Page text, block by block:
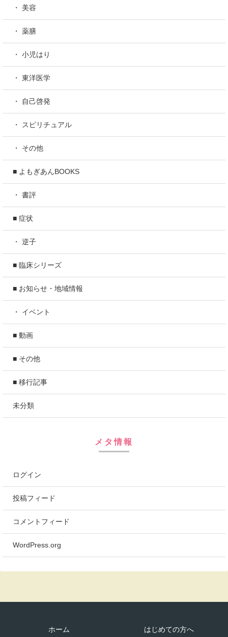
・ 美容
・ 薬膳
・ 小児はり
・ 東洋医学
・ 自己啓発
・ スピリチュアル
・ その他
■ よもぎあんBOOKS
・ 書評
■ 症状
・ 逆子
■ 臨床シリーズ
■ お知らせ・地域情報
・ イベント
■ 動画
■ その他
■ 移行記事
未分類
メタ情報
ログイン
投稿フィード
コメントフィード
WordPress.org
ホーム はじめての方へ